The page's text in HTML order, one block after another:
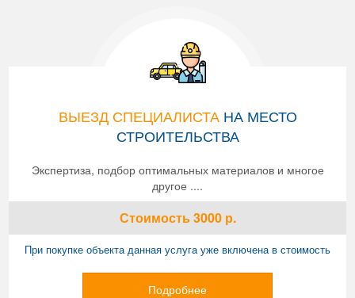
ВЫЕЗД СПЕЦИАЛИСТАНА МЕСТО
СТРОИТЕЛЬСТВА
Экспертиза, подбор оптимальных материалов и многое
другое ....
Стоимость3000р.
При покупке объекта данная услуга уже включена в стоимость
Подробнее